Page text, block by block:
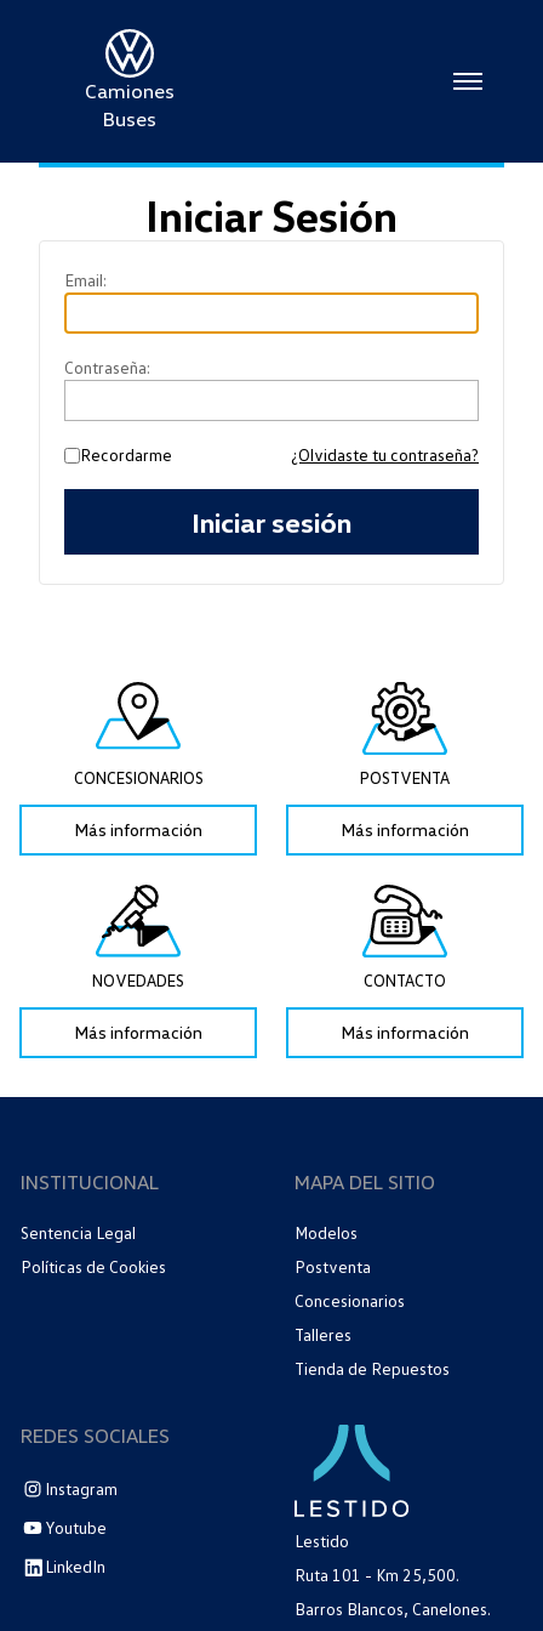
Camiones
Buses
Iniciar Sesión
Soy Cliente
Email:
Contraseña:
Recordarme ¿Olvidaste tu contraseña?
Iniciar sesión
CONCESIONARIOS
Más información
POSTVENTA
Más información
NOVEDADES
Más información
CONTACTO
Más información
INSTITUCIONAL
Sentencia Legal
Políticas de Cookies
MAPA DEL SITIO
Modelos
Postventa
Concesionarios
Talleres
Tienda de Repuestos
REDES SOCIALES
Instagram
Youtube
LinkedIn
Lestido
Ruta 101 - Km 25,500.
Barros Blancos, Canelones.